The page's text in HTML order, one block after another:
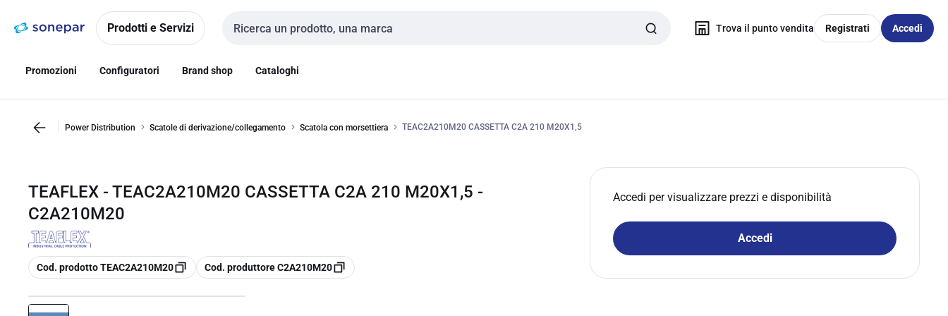
navigazionealla
Prodotti e Servizi
Cerca input
Trova il punto vendita Registrati Accedi
Promozioni Configuratori Brand shop Cataloghi
Power Distribution Scatole di derivazione/collegamento Scatola con morsettiera TEAC2A210M20 CASSETTA C2A 210 M20X1,5
TEAFLEX - TEAC2A210M20 CASSETTA C2A 210 M20X1,5 -
C2A210M20
copia
Cod. prodotto TEAC2A210M20 copia
Cod. produttore C2A210M20
Accedi per visualizzare prezzi e disponibilità
Accedi